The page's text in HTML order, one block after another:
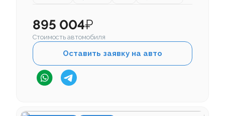
895 004₽
Стоимость автомобиля
Оставить заявку на авто